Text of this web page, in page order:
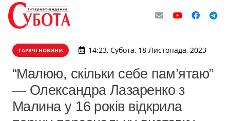
ГАРЯЧІ НОВИНИ 14:23, Субота, 18 Листопада, 2023
“Малюю, скільки себе пам’ятаю”
— Олександра Лазаренко з
Малина у 16 років відкрила